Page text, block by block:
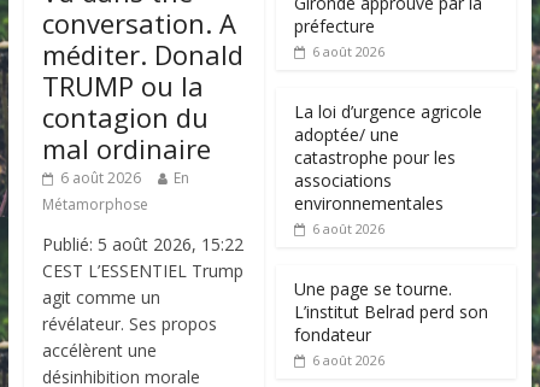
conversation. A
méditer. Donald
TRUMP ou la
contagion du
mal ordinaire
6 août 2026
En
Métamorphose
Publié: 5 août 2026, 15:22
CEST L’ESSENTIEL Trump
agit comme un
révélateur. Ses propos
accélèrent une
désinhibition morale
préfecture
6 août 2026
La loi d’urgence agricole
adoptée/ une
catastrophe pour les
associations
environnementales
6 août 2026
Une page se tourne.
L’institut Belrad perd son
fondateur
6 août 2026